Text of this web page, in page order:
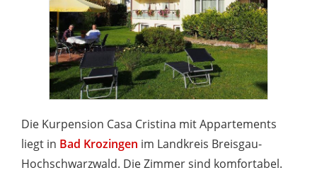
Die Kurpension Casa Cristina mit Appartements
liegt in Bad Krozingen im Landkreis Breisgau-
Hochschwarzwald. Die Zimmer sind komfortabel.